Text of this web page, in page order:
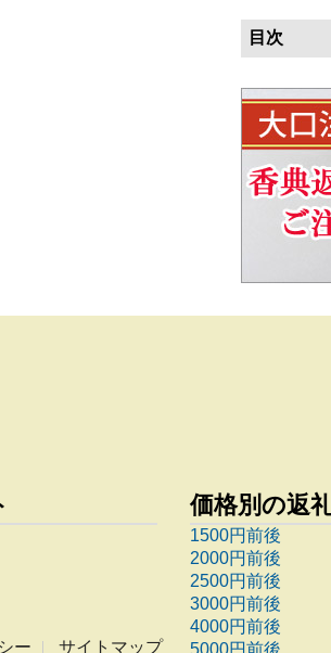
目次
ー サイトマップ
価格別の返
1500円前後
2000円前後
2500円前後
3000円前後
4000円前後
5000円前後